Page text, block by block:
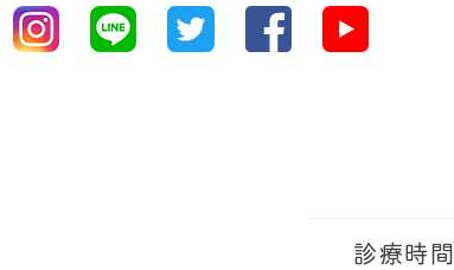
診療時間